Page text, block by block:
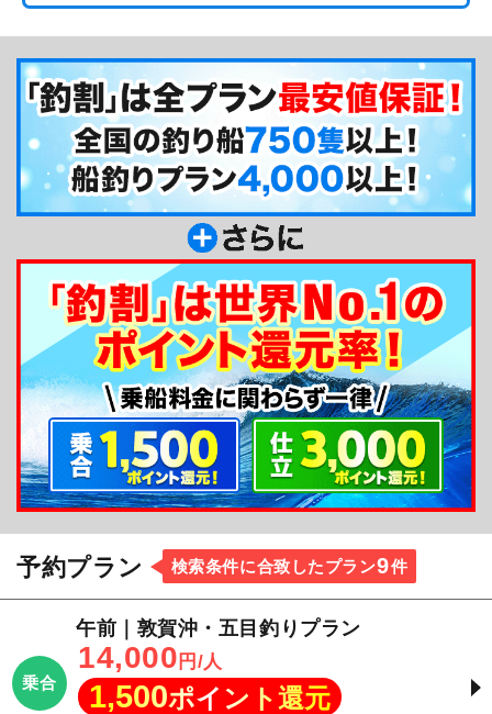
釣り船からのメッセージ
敦賀から出船している遊幸丸です。大型船で設備
も整っておりますので、皆さんご安心して釣りを楽
しんで頂けます。ベテランから、女性、初心者まで
大歓迎で、親切丁寧にご指導致します。どうぞ宜し
くお願いします。
予約プラン 検索条件に合致したプラン9件
乗合
午前｜敦賀沖・五目釣りプラン
14,000 円/人
1,500ポイント還元